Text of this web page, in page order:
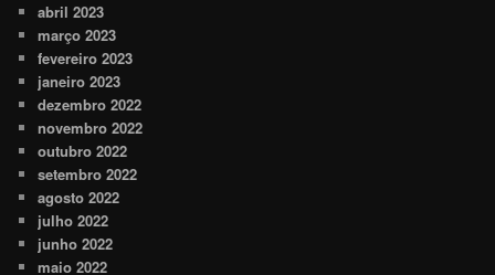
abril 2023
março 2023
fevereiro 2023
janeiro 2023
dezembro 2022
novembro 2022
outubro 2022
setembro 2022
agosto 2022
julho 2022
junho 2022
maio 2022